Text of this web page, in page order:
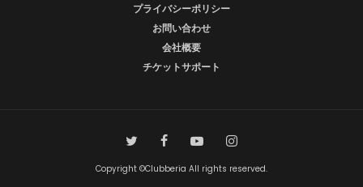
プライバシーポリシー
お問い合わせ
会社概要
チケットサポート
Copyright ©Clubberia All rights reserved.